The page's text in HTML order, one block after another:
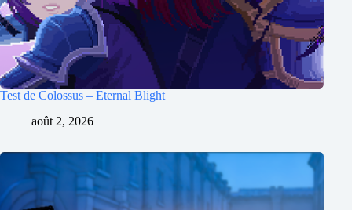
Test de Colossus – Eternal Blight
août 2, 2026